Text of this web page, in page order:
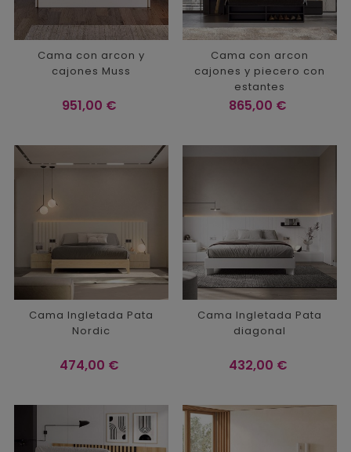
Cama con arcon y
cajones Muss
Precio
951,00 €
Cama con arcon
cajones y piecero con
estantes
Precio
865,00 €
Cama Ingletada Pata
Nordic
Precio
474,00 €
Cama Ingletada Pata
diagonal
Precio
432,00 €